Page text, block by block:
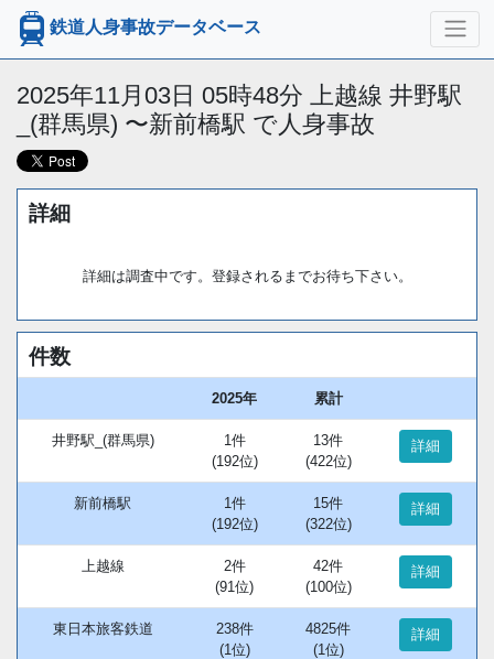
鉄道人身事故データベース
2025年11月03日 05時48分 上越線 井野駅
_(群馬県) 〜新前橋駅 で人身事故
詳細
詳細は調査中です。登録されるまでお待ち下さい。
件数
2025年 累計
井野駅_(群馬県)
1件
(192位)
13件
(422位)
詳細
新前橋駅
1件
(192位)
15件
(322位)
詳細
上越線
2件
(91位)
42件
(100位)
詳細
東日本旅客鉄道
238件
(1位)
4825件
(1位)
詳細